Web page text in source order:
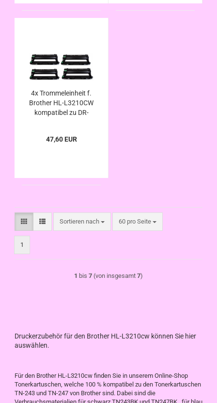
4x Trommeleinheit f.
Brother HL-L3210CW
kompatibel zu DR-
47,60 EUR
Sortieren nach
Sortieren nach 60 pro Seite
pro Seite
1
1 bis 7 (von insgesamt 7)
Druckerzubehör für den Brother HL-L3210cw können Sie hier
auswählen.
Für den Brother HL-L3210cw finden Sie in unserem Online-Shop
Tonerkartuschen, welche 100 % kompatibel zu den Tonerkartuschen
TN-243 und TN-247 von Brother sind. Dabei sind die